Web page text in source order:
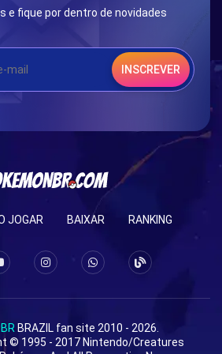
e fique por dentro de novidades
INSCREVER
JOGAR BAIXAR RANKING
BRAZIL fan site 2010 - 2026.
© 1995 - 2017 Nintendo/Creatures